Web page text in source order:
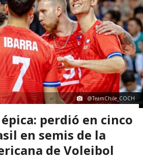
@TeamChile_COCH
perdió en cinco
en semis de la
de Voleibol